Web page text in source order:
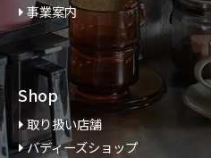
事業案内
Shop
取り扱い店舗
バディーズショップ